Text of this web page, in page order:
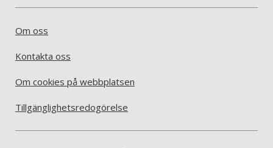
Om oss
Kontakta oss
Om cookies på webbplatsen
Tillgänglighetsredogörelse